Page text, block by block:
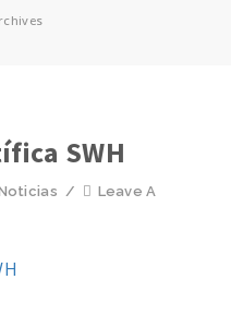
SWH
/
Leave A